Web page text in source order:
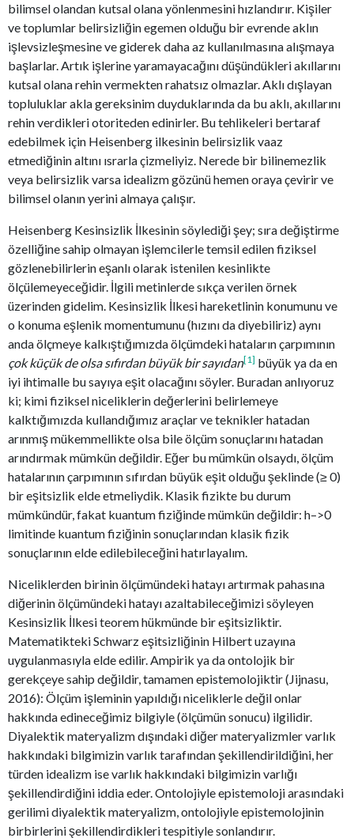
bilimsel olandan kutsal olana yönlenmesini hızlandırır. Kişiler
ve toplumlar belirsizliğin egemen olduğu bir evrende aklın
işlevsizleşmesine ve giderek daha az kullanılmasına alışmaya
başlarlar. Artık işlerine yaramayacağını düşündükleri akıllarını
kutsal olana rehin vermekten rahatsız olmazlar. Aklı dışlayan
topluluklar akla gereksinim duyduklarında da bu aklı, akıllarını
rehin verdikleri otoriteden edinirler. Bu tehlikeleri bertaraf
edebilmek için Heisenberg ilkesinin belirsizlik vaaz
etmediğinin altını ısrarla çizmeliyiz. Nerede bir bilinemezlik
veya belirsizlik varsa idealizm gözünü hemen oraya çevirir ve
bilimsel olanın yerini almaya çalışır.
Heisenberg Kesinsizlik İlkesinin söylediği şey; sıra değiştirme
özelliğine sahip olmayan işlemcilerle temsil edilen fiziksel
gözlenebilirlerin eşanlı olarak istenilen kesinlikte
ölçülemeyeceğidir. İlgili metinlerde sıkça verilen örnek
üzerinden gidelim. Kesinsizlik İlkesi hareketlinin konumunu ve
o konuma eşlenik momentumunu (hızını da diyebiliriz) aynı
anda ölçmeye kalkıştığımızda ölçümdeki hataların çarpımının
çok küçük de olsa sıfırdan büyük bir sayıdan[1] büyük ya da en
iyi ihtimalle bu sayıya eşit olacağını söyler. Buradan anlıyoruz
ki; kimi fiziksel niceliklerin değerlerini belirlemeye
kalktığımızda kullandığımız araçlar ve teknikler hatadan
arınmış mükemmellikte olsa bile ölçüm sonuçlarını hatadan
arındırmak mümkün değildir. Eğer bu mümkün olsaydı, ölçüm
hatalarının çarpımının sıfırdan büyük eşit olduğu şeklinde (≥ 0)
bir eşitsizlik elde etmeliydik. Klasik fizikte bu durum
mümkündür, fakat kuantum fiziğinde mümkün değildir: h–>0
limitinde kuantum fiziğinin sonuçlarından klasik fizik
sonuçlarının elde edilebileceğini hatırlayalım.
Niceliklerden birinin ölçümündeki hatayı artırmak pahasına
diğerinin ölçümündeki hatayı azaltabileceğimizi söyleyen
Kesinsizlik İlkesi teorem hükmünde bir eşitsizliktir.
Matematikteki Schwarz eşitsizliğinin Hilbert uzayına
uygulanmasıyla elde edilir. Ampirik ya da ontolojik bir
gerekçeye sahip değildir, tamamen epistemolojiktir (Jijnasu,
2016): Ölçüm işleminin yapıldığı niceliklerle değil onlar
hakkında edineceğimiz bilgiyle (ölçümün sonucu) ilgilidir.
Diyalektik materyalizm dışındaki diğer materyalizmler varlık
hakkındaki bilgimizin varlık tarafından şekillendirildiğini, her
türden idealizm ise varlık hakkındaki bilgimizin varlığı
şekillendirdiğini iddia eder. Ontolojiyle epistemoloji arasındaki
gerilimi diyalektik materyalizm, ontolojiyle epistemolojinin
birbirlerini şekillendirdikleri tespitiyle sonlandırır.